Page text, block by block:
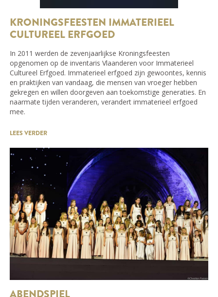
KRONINGSFEESTEN IMMATERIEEL
CULTUREEL ERFGOED
In 2011 werden de zevenjaarlijkse Kroningsfeesten
opgenomen op de inventaris Vlaanderen voor Immaterieel
Cultureel Erfgoed. Immaterieel erfgoed zijn gewoontes, kennis
en praktijken van vandaag, die mensen van vroeger hebben
gekregen en willen doorgeven aan toekomstige generaties. En
naarmate tijden veranderen, verandert immaterieel erfgoed
mee.
LEES VERDER
ABENDSPIEL